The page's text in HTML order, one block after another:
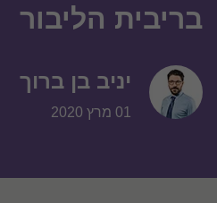
בריבית הליבור
יניב בן ברוך
01 מרץ 2020